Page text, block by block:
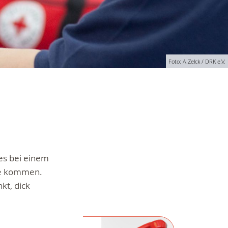
Foto: A.Zelck / DRK e.V.
bei einem
kommen.
dick